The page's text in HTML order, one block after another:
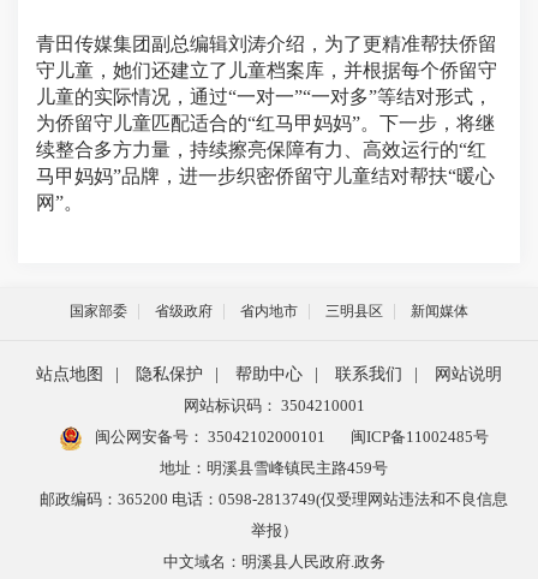
青田传媒集团副总编辑刘涛介绍，为了更精准帮扶侨留
守儿童，她们还建立了儿童档案库，并根据每个侨留守
儿童的实际情况，通过“一对一”“一对多”等结对形式，
为侨留守儿童匹配适合的“红马甲妈妈”。下一步，将继
续整合多方力量，持续擦亮保障有力、高效运行的“红
马甲妈妈”品牌，进一步织密侨留守儿童结对帮扶“暖心
网”。
国家部委 省级政府 省内地市 三明县区 新闻媒体
站点地图 隐私保护 帮助中心 联系我们
网站说明
网站标识码： 3504210001
闽公网安备号： 35042102000101
闽ICP备11002485号
地址：明溪县雪峰镇民主路459号
邮政编码：365200 电话：0598-2813749(仅受理网站违法和不良信息
举报）
中文域名：明溪县人民政府.政务